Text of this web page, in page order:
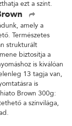
ezt a színt.
amely a
Természetes
strukturált
biztosítja a
is kiválóan
13 tagja van,
is
Brown 300g:
a színvilága,